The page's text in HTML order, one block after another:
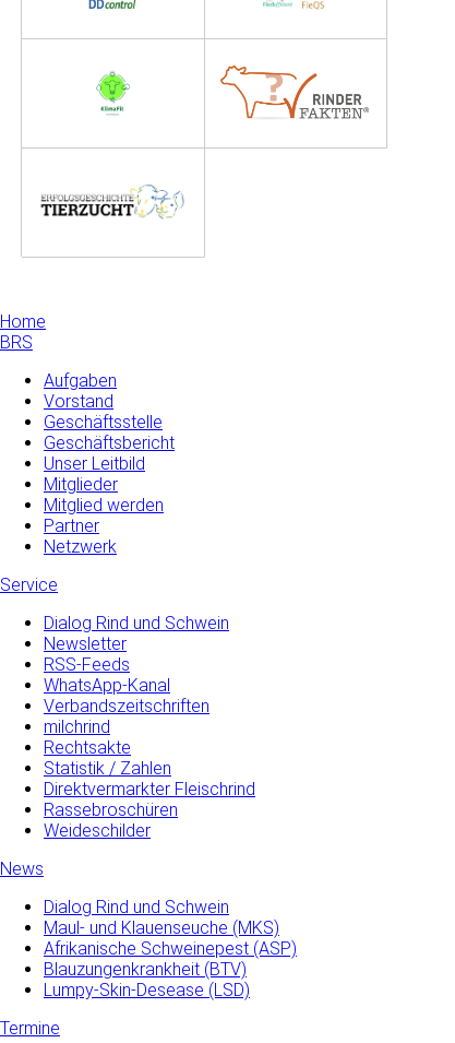
Home
BRS
Aufgaben
Vorstand
Geschäftsstelle
Geschäftsbericht
Unser Leitbild
Mitglieder
Mitglied werden
Partner
Netzwerk
Service
Dialog Rind und Schwein
Newsletter
RSS-Feeds
WhatsApp-Kanal
Verbandszeitschriften
milchrind
Rechtsakte
Statistik / Zahlen
Direktvermarkter Fleischrind
Rassebroschüren
Weideschilder
News
Dialog Rind und Schwein
Maul- und­ Klauenseuche­ (MKS)
Afrikanische Schweinepest (ASP)
Blauzungenkrankheit (BTV)
Lumpy-Skin-Desease (LSD)
Termine